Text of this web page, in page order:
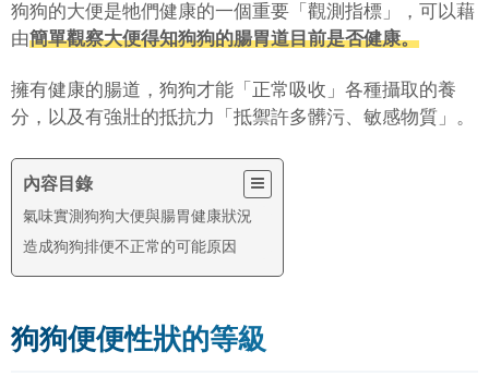
狗狗的大便是牠們健康的一個重要「觀測指標」，可以藉
由簡單觀察大便得知狗狗的腸胃道目前是否健康。
擁有健康的腸道，狗狗才能「正常吸收」各種攝取的養
分，以及有強壯的抵抗力「抵禦許多髒污、敏感物質」。
內容目錄
氣味實測狗狗大便與腸胃健康狀況
造成狗狗排便不正常的可能原因
狗狗便便性狀的等級